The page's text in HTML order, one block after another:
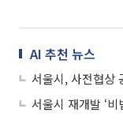
AI 추천 뉴스